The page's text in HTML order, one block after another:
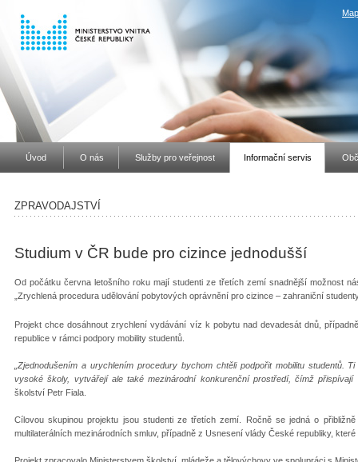
Úvod O nás Služby pro veřejnost Informační servis
ZPRAVODAJSTVÍ
Studium v ČR bude pro cizince jednodušší
Od počátku června letošního roku mají studenti ze třetích zemí snadnější možnost
„Zrychlená procedura udělování pobytových oprávnění pro cizince – zahraniční
Projekt chce dosáhnout zrychlení vydávání víz k pobytu nad devadesát dnů,
republice v rámci podpory mobility studentů.
„Zjednodušením a urychlením procedury bychom chtěli podpořit mobilitu studentů.
vysoké školy, vytvářejí ale také mezinárodní konkurenční prostředí, čímž
školství Petr Fiala.
Cílovou skupinou projektu jsou studenti ze třetích zemí. Ročně se jedná o
multilaterálních mezinárodních smluv, případně z Usnesení vlády České republiky,